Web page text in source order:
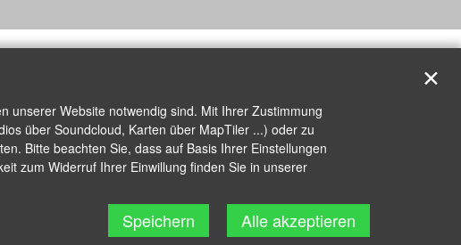
unserer Website notwendig sind. Mit Ihrer Zustimmung
über Soundcloud, Karten über MapTiler ...) oder zu
Bitte beachten Sie, dass auf Basis Ihrer Einstellungen
zum Widerruf Ihrer Einwillung finden Sie in unserer
Speichern Alle akzeptieren
✕